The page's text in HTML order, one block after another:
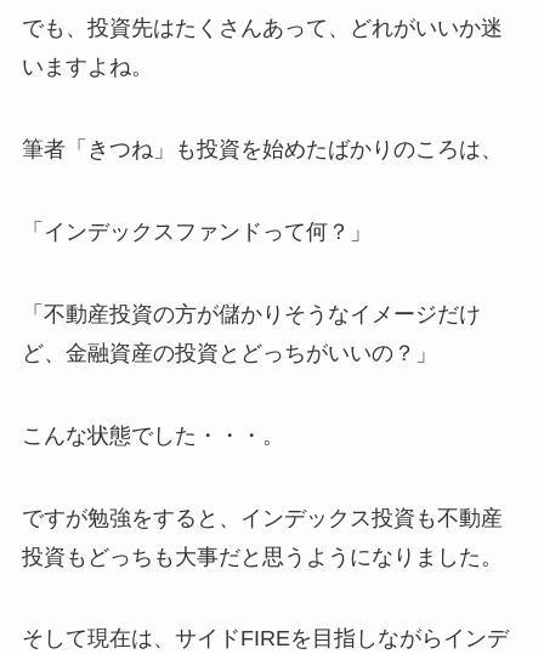
でも、投資先はたくさんあって、どれがいいか迷
いますよね。
筆者「きつね」も投資を始めたばかりのころは、
「インデックスファンドって何？」
「不動産投資の方が儲かりそうなイメージだけ
ど、金融資産の投資とどっちがいいの？」
こんな状態でした・・・。
ですが勉強をすると、インデックス投資も不動産
投資もどっちも大事だと思うようになりました。
そして現在は、サイドFIREを目指しながらインデ